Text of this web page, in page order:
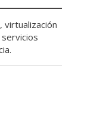
virtualización